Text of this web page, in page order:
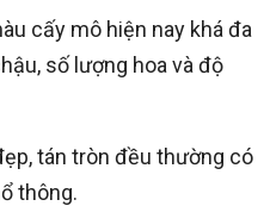
cấy mô hiện nay khá đa
số lượng hoa và độ
tán tròn đều thường có
thông.